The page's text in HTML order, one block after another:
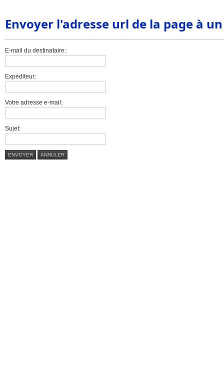
Envoyer l'adresse url de la page à
E-mail du destinataire:
Expéditeur:
Votre adresse e-mail:
Sujet:
ENVOYER ANNULER